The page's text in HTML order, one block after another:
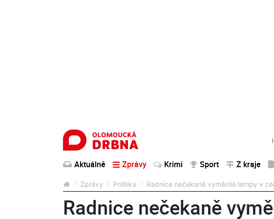
Aktuálně Zprávy Krimi Sport Z kraje
Zprávy Politika Radnice nečekaně vyměnila lampy v
Radnice nečekaně